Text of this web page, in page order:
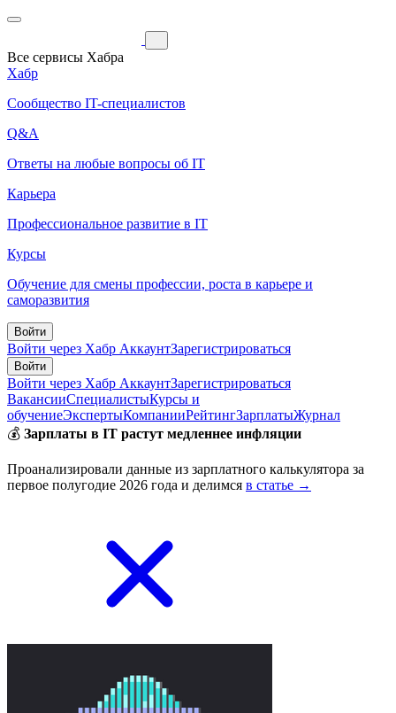
Все сервисы Хабра
Хабр
Сообщество IT-специалистов
Q&A
Ответы на любые вопросы об IT
Карьера
Профессиональное развитие в IT
Курсы
Обучение для смены профессии, роста в карьере и
саморазвития
Войти
Войти через Хабр АккаунтЗарегистрироваться
Войти
Войти через Хабр АккаунтЗарегистрироваться
ВакансииСпециалистыКурсы и
обучениеЭкспертыКомпанииРейтингЗарплатыЖурнал
💰 Зарплаты в IT растут медленнее инфляции
Проанализировали данные из зарплатного калькулятора за
первое полугодие 2026 года и делимся в статье →